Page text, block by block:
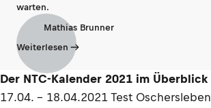
warten.
Mathias Brunner
Weiterlesen
Der NTC-Kalender 2021 im Überblick
17.04. - 18.04.2021 Test Oschersleben